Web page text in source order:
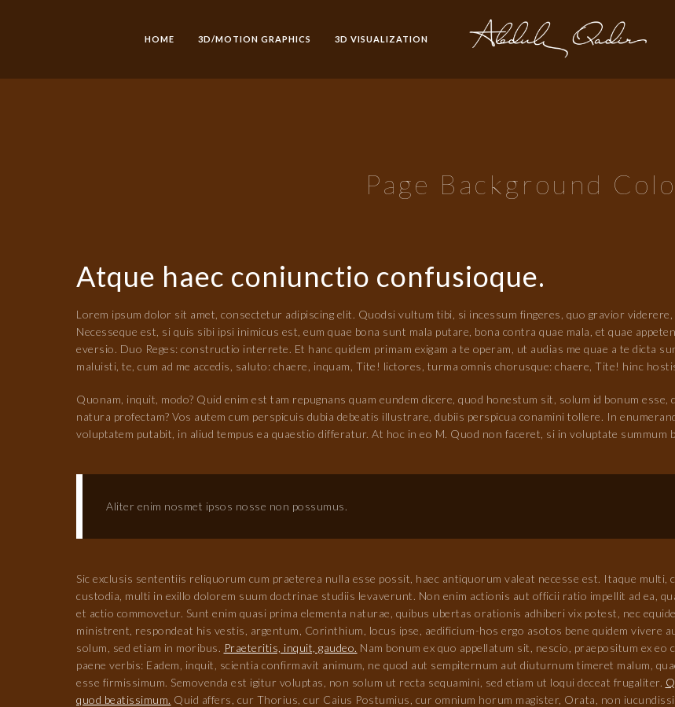
HOME 3D/MOTION GRAPHICS 3D VISUALIZATION
Page Background
Atque haec coniunctio confusioque.
Lorem ipsum dolor sit amet, consectetur adipiscing elit. Quodsi vultum tibi, si incessum fingeres, quo gravior
Necesseque est, si quis sibi ipsi inimicus est, eum quae bona sunt mala putare, bona contra quae mala, et quae
eversio. Duo Reges: constructio interrete. Et hanc quidem primam exigam a te operam, ut audias me quae a te dicta
maluisti, te, cum ad me accedis, saluto: chaere, inquam, Tite! lictores, turma omnis chorusque: chaere, Tite! hinc
Quonam, inquit, modo? Quid enim est tam repugnans quam eundem dicere, quod honestum sit, solum id bonum
natura profectam? Vos autem cum perspicuis dubia debeatis illustrare, dubiis perspicua conamini tollere. In
voluptatem putabit, in aliud tempus ea quaestio differatur. At hoc in eo M. Quod non faceret, si in voluptate summum
Aliter enim nosmet ipsos nosse non possumus.
Sic exclusis sententiis reliquorum cum praeterea nulla esse possit, haec antiquorum valeat necesse est. Itaque
custodia, multi in exillo dolorem suum doctrinae studiis levaverunt. Non enim actionis aut officii ratio impellit ad ea,
et actio commovetur. Sunt enim quasi prima elementa naturae, quibus ubertas orationis adhiberi vix potest, nec
ministrent, respondeat his vestis, argentum, Corinthium, locus ipse, aedificium-hos ergo asotos bene quidem vivere
solum, sed etiam in moribus. Praeteritis, inquit, gaudeo. Nam bonum ex quo appellatum sit, nescio, praepositum ex
paene verbis: Eadem, inquit, scientia confirmavit animum, ne quod aut sempiternum aut diuturnum timeret malum,
esse firmissimum. Semovenda est igitur voluptas, non solum ut recta sequamini, sed etiam ut loqui deceat frugaliter.
quod beatissimum. Quid affers, cur Thorius, cur Caius Postumius, cur omnium horum magister, Orata, non